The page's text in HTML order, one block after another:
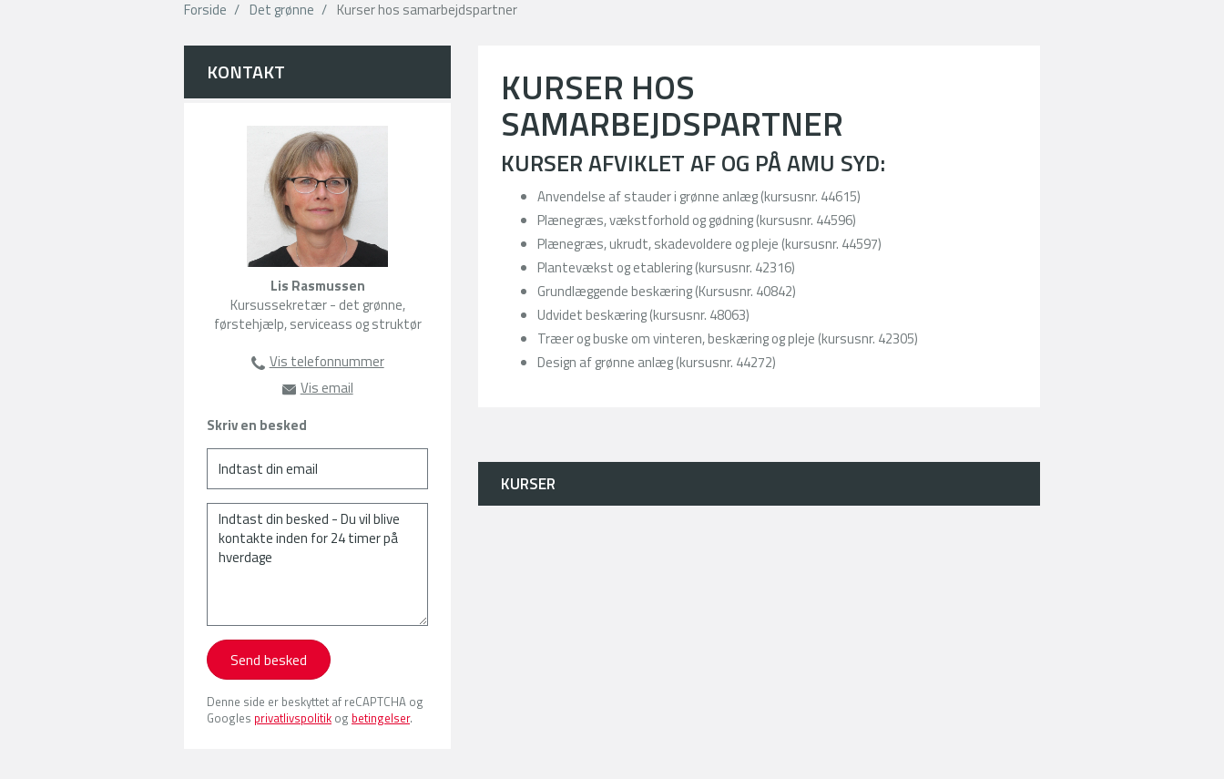
Forside Det grønne Kurser hos samarbejdspartner
KONTAKT
Lis Rasmussen
Kursussekretær - det grønne,
førstehjælp, serviceass og struktør
Vis telefonnummer
63135104
Vis emaillr@amu-fyn.dk
Skriv en besked
Send besked
Denne side er beskyttet af reCAPTCHA og
Googles privatlivspolitik og betingelser.
KURSER HOS
SAMARBEJDSPARTNER
KURSER AFVIKLET AF OG PÅ AMU SYD:
Anvendelse af stauder i grønne anlæg (kursusnr. 44615)
Plænegræs, vækstforhold og gødning (kursusnr. 44596)
Plænegræs, ukrudt, skadevoldere og pleje (kursusnr. 44597)
Plantevækst og etablering (kursusnr. 42316)
Grundlæggende beskæring (Kursusnr. 40842)
Udvidet beskæring (kursusnr. 48063)
Træer og buske om vinteren, beskæring og pleje (kursusnr. 42305)
Design af grønne anlæg (kursusnr. 44272)
KURSER